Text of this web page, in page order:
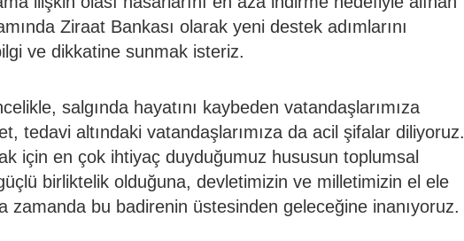
Ziraat Bankası olarak yeni destek adımlarını
ve dikkatine sunmak isteriz.
salgında hayatını kaybeden vatandaşlarımıza
tedavi altındaki vatandaşlarımıza da acil şifalar diliyoruz.
için en çok ihtiyaç duyduğumuz hususun toplumsal
birliktelik olduğuna, devletimizin ve milletimizin el ele
zamanda bu badirenin üstesinden geleceğine inanıyoruz.